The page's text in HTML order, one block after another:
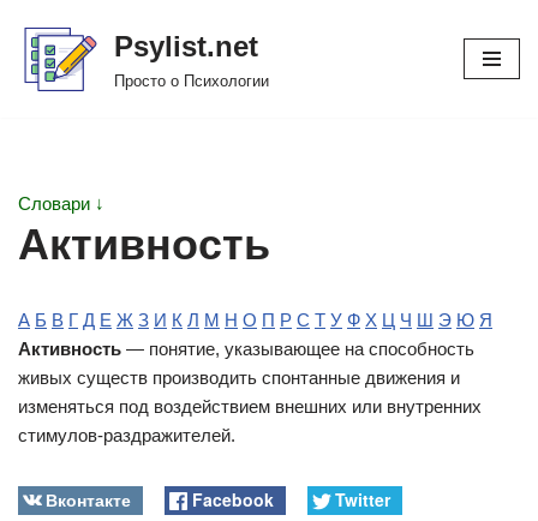
Перейти
Psylist.net
Просто о Психологии
Словари ↓
Активность
А Б В Г Д Е Ж З И К Л М Н О П Р С Т У Ф Х Ц Ч Ш Э Ю Я
Активность — понятие, указывающее на способность
живых существ производить спонтанные движения и
изменяться под воздействием внешних или внутренних
стимулов-раздражителей.
Вконтакте Facebook
Twitter